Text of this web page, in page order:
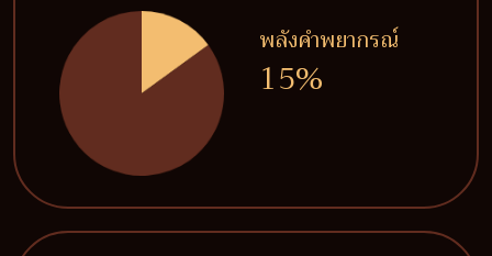
พลังคำพยากรณ์
15%